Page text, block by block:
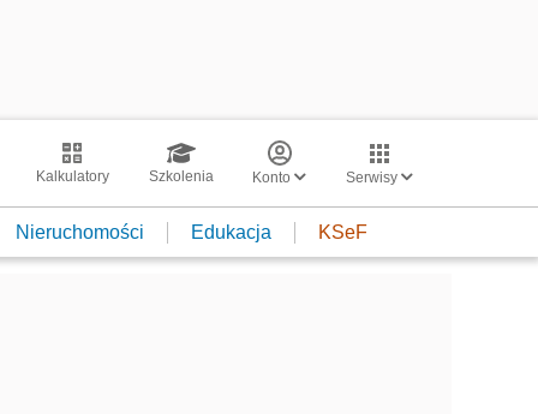
Kalkulatory Szkolenia Konto Serwisy
Nieruchomości Edukacja KSeF